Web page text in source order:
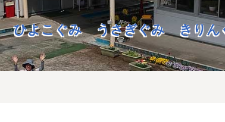
ひよこぐみ うさぎぐみ きりん